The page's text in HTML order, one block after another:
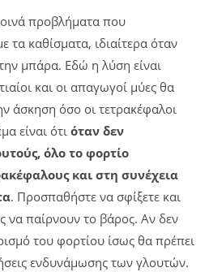
προβλήματα που
τα καθίσματα, ιδιαίτερα όταν
μπάρα. Εδώ η λύση είναι
και οι απαγωγοί μύες θα
άσκηση όσο οι τετρακέφαλοι
είναι ότι όταν δεν
όλο το φορτίο
και στη συνέχεια
. Προσπαθήστε να σφίξετε και
να παίρνουν το βάρος. Αν δεν
του φορτίου ίσως θα πρέπει
ενδυνάμωσης των γλουτών.